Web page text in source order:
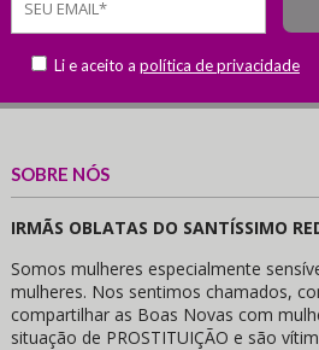
Li e aceito a política de privacidade
SOBRE NÓS
IRMÃS OBLATAS DO SANTÍSSIMO
Somos mulheres especialmente
mulheres. Nos sentimos chamados,
compartilhar as Boas Novas com
situação de PROSTITUIÇÃO e são